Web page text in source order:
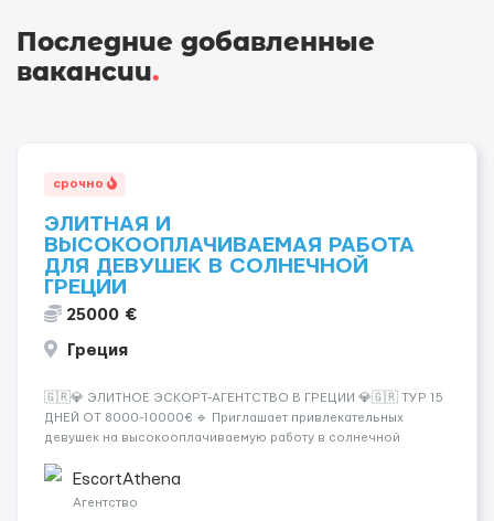
Последние добавленные
вакансии.
срочно
ЭЛИТНАЯ И
ВЫСОКООПЛАЧИВАЕМАЯ РАБОТА
ДЛЯ ДЕВУШЕК В СОЛНЕЧНОЙ
ГРЕЦИИ
25000 €
Греция
🇬🇷💎 ЭЛИТНОЕ ЭСКОРТ-АГЕНТСТВО В ГРЕЦИИ 💎🇬🇷 ТУР 15
ДНЕЙ ОТ 8000-10000€ 🔹 Приглашает привлекательных
девушек на высокооплачиваемую работу в солнечной
хорошие деньги 💶 — это предложение для тебя! 🔹
Требования: ✔️ Возраст от ...
EscortAthena
Агентство